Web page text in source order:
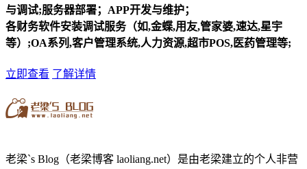
与调试;服务器部署；APP开发与维护；
各财务软件安装调试服务（如,金蝶,用友,管家婆,速达,星宇
等）;OA系列,客户管理系统,人力资源,超市POS,医药管理等;
立即查看 了解详情
老梁`s Blog（老梁博客 laoliang.net）是由老梁建立的个人非营